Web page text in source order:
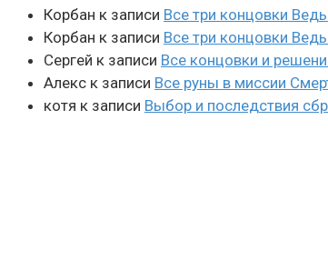
Корбан к записи Все три концовки
Корбан к записи Все три концовки
Сергей к записи Все концовки и
Алекс к записи Все руны в миссии
котя к записи Выбор и последствия